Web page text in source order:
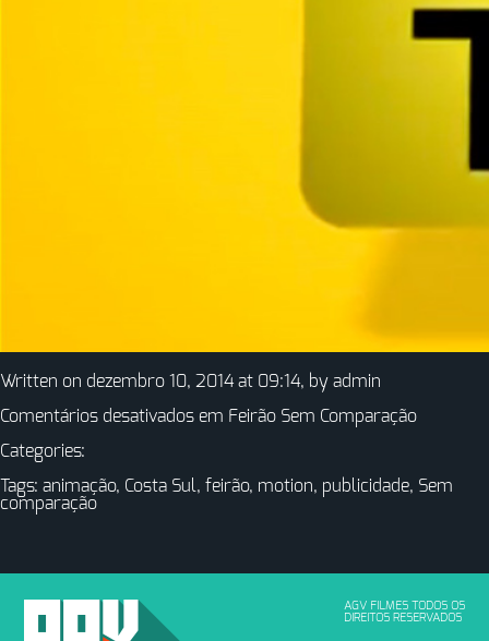
Written on dezembro 10, 2014 at 09:14, by admin
Comentários desativados em Feirão Sem Comparação
Categories:
Tags: animação, Costa Sul, feirão, motion, publicidade, Sem
comparação
AGV FILMES TODOS OS
DIREITOS RESERVADOS